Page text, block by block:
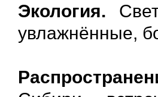
Экология.
увлажнённые,